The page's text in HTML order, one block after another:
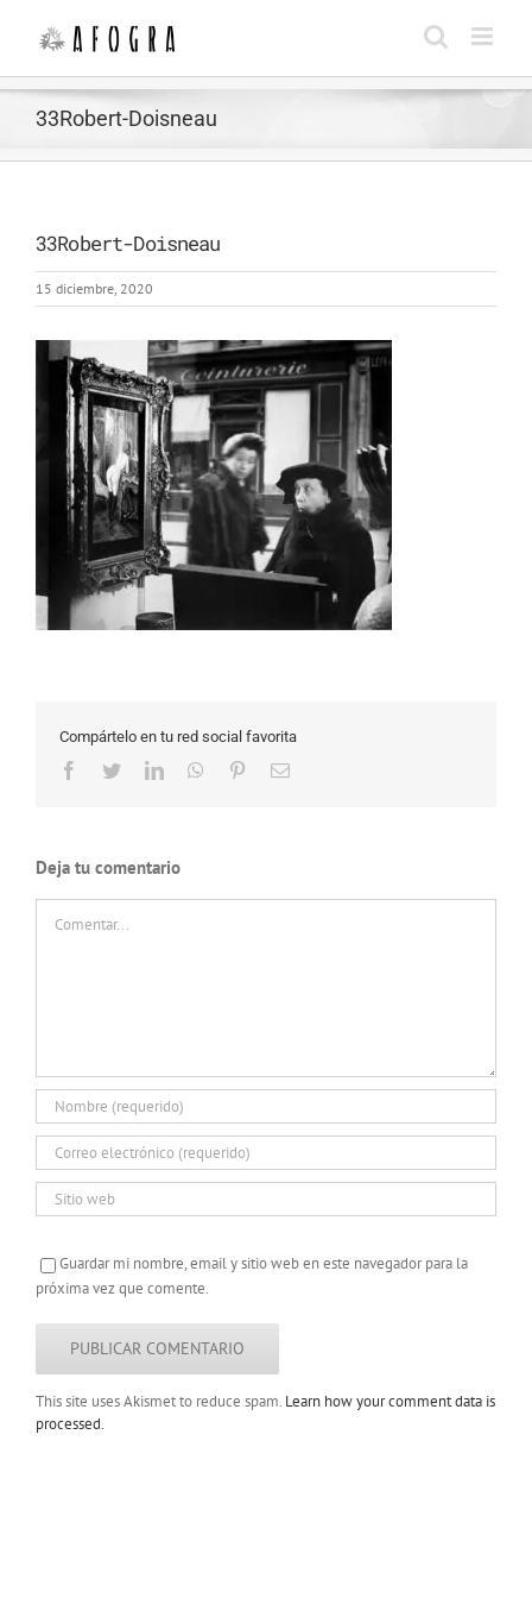
contenido
33Robert-Doisneau
33Robert-Doisneau
15 diciembre, 2020
Compártelo en tu red social favorita
Facebook
TwitterLinkedInWhatsApp
PinterestCorreo
Deja tu comentario
Guardar mi nombre, email y sitio web en este navegador para la
próxima vez que comente.
This site uses Akismet to reduce spam. Learn how your comment data is
processed.